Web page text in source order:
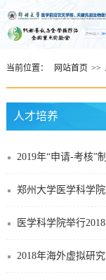
当前位置： 网站首页 >>
人才培养
2019年“申请-考核”
医学科学院举行
2018年海外虚拟研